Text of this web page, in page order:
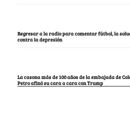
Regresar a la radio para comentar fútbol, la
contra la depresión
La casona más de 100 años de la embajada de
Petro afinó su cara a cara con Trump